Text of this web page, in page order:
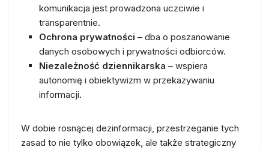
komunikacja jest prowadzona uczciwie i
transparentnie.
Ochrona prywatności – dba o poszanowanie
danych osobowych i prywatności odbiorców.
Niezależność dziennikarska – wspiera
autonomię i obiektywizm w przekazywaniu
informacji.
W dobie rosnącej dezinformacji, przestrzeganie tych
zasad to nie tylko obowiązek, ale także strategiczny